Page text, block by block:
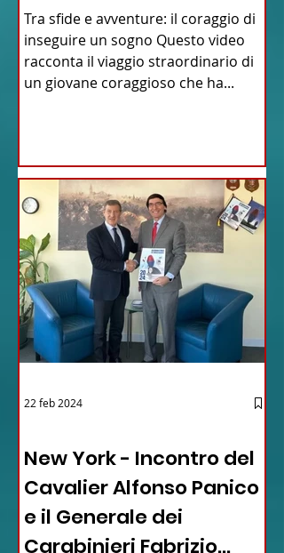
Tra sfide e avventure: il coraggio di
inseguire un sogno Questo video
racconta il viaggio straordinario di
un giovane coraggioso che ha...
New York - Incontro del
Cavalier Alfonso Panico
e il Generale dei
Carabinieri Fabrizio
22 feb 2024